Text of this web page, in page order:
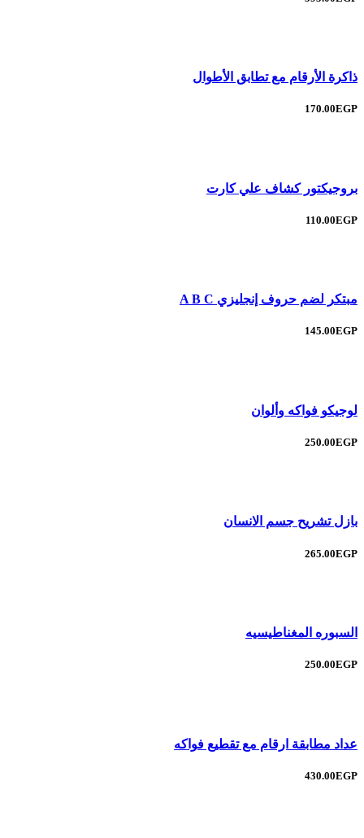
ذاكرة الأرقام مع تطابق الأطوال
170.00EGP
بروجيكتور كشاف علي كارت
110.00EGP
مبتكر لضم حروف إنجليزي A B C
145.00EGP
لوجيكو فواكه وألوان
250.00EGP
بازل تشريح جسم الانسان
265.00EGP
السبوره المغناطيسيه
250.00EGP
عداد مطابقة ارقام مع تقطيع فواكه
430.00EGP